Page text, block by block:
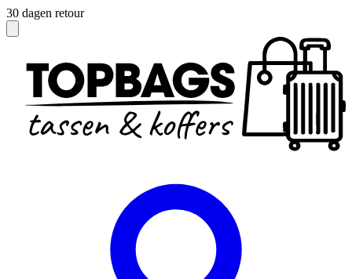
Officieel dealer